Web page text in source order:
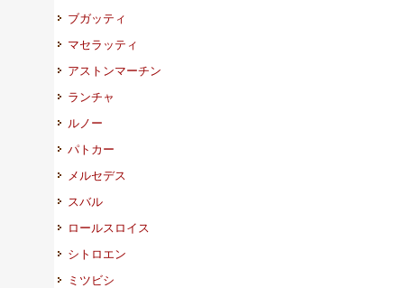
ブガッティ
マセラッティ
アストンマーチン
ランチャ
ルノー
パトカー
メルセデス
スバル
ロールスロイス
シトロエン
ミツビシ